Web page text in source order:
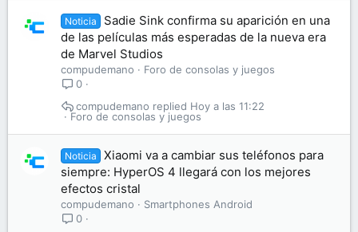
Noticia
Sadie Sink confirma su aparición en una
de las películas más esperadas de la nueva era
de Marvel Studios
compudemano
Foro de consolas y juegos
0
Foro de consolas y juegos
Hoy a las 11:22
compudemano
Noticia
Xiaomi va a cambiar sus teléfonos para
siempre: HyperOS 4 llegará con los mejores
efectos cristal
compudemano
Smartphones Android
0